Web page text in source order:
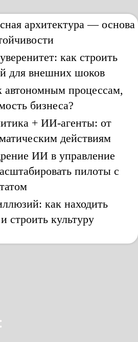
архитектура — основа
как строить
для внешних шоков
автономным процессам,
бизнеса?
+ ИИ-агенты: от
действиям
ИИ в управление
пилоты с
как находить
строить культуру